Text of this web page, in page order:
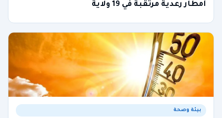
أمطار رعدية مرتقبة في 19 ولاية
بيئة وصحة